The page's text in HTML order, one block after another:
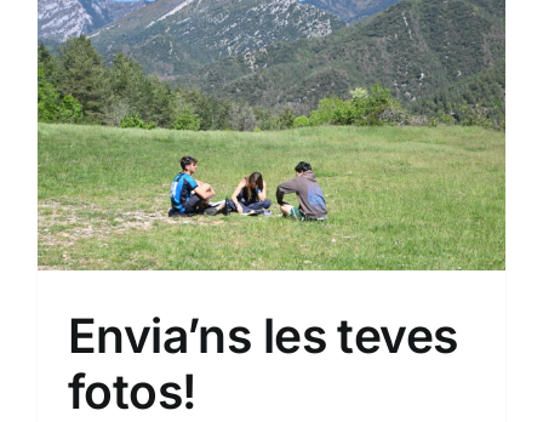
Sin categoría
Envia’ns les teves
fotos!